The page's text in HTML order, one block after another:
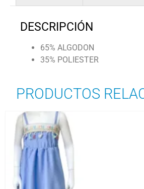
DESCRIPCIÓN
65% ALGODON
35% POLIESTER
PRODUCTOS